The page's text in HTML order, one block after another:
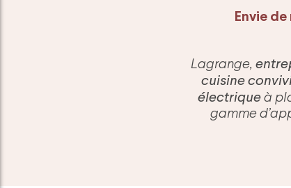
Envie
Lagrange,
cuisine
électriqueà
gamme